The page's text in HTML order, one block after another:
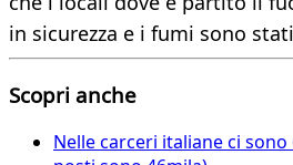
in sicurezza e i fumi sono
Scopri anche
Nelle carceri italiane ci